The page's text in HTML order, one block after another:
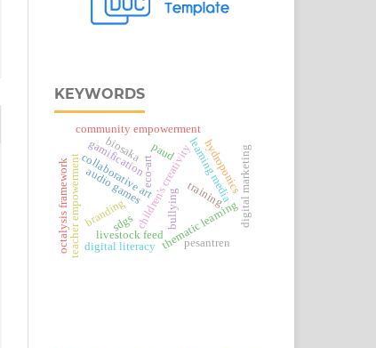
KEYWORDS
bullying
children's creativity
collaborative art
eco-art learning media
paud
teacher empowerment thematic learning
audio games
gamification
octalysis framework
community empowerment
livestock feed
branding
digital literacy
digital marketing
pesantren
hydroponics
training
sdgs
biosaka